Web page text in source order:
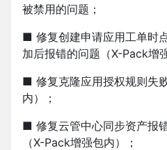
被禁用的问题；
■ 修复创建申请应用工单时
加后报错的问题（X-Pack增
■ 修复克隆应用授权规则失
内）；
■ 修复云管中心同步资产报
（X-Pack增强包内）；